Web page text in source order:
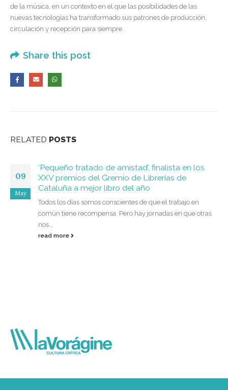
de la música, en un contexto en el que las posibilidades de las
nuevas tecnologías ha transformado sus patrones de producción,
circulación y recepción para siempre.
Share this post
RELATED POSTS
09
May
‘Pequeño tratado de amistad’, finalista en los
XXV premios del Gremio de Librerías de
Cataluña a mejor libro del año
Todos los días somos conscientes de que el trabajo en
común tiene recompensa. Pero hay jornadas en que otras
nos...
read more